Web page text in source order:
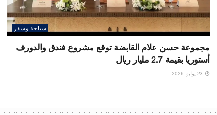
سياحة وسفر
مجموعة حسن علام القابضة توقع مشروع فندق والدورف
أستوريا بقيمة 2.7 مليار ريال